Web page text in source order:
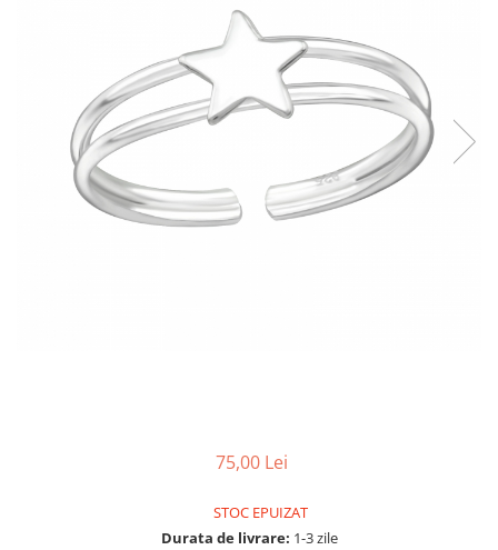
75,00 Lei
STOC EPUIZAT
Durata de livrare: 1-3 zile